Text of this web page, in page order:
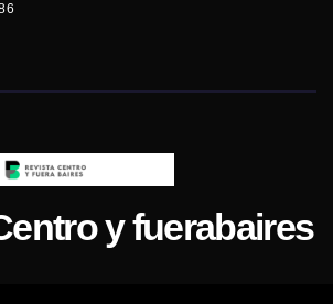
y fuerabaires